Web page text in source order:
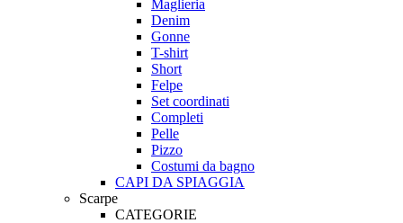
Maglieria
Denim
Gonne
T-shirt
Short
Felpe
Set coordinati
Completi
Pelle
Pizzo
Costumi da bagno
CAPI DA SPIAGGIA
Scarpe
CATEGORIE